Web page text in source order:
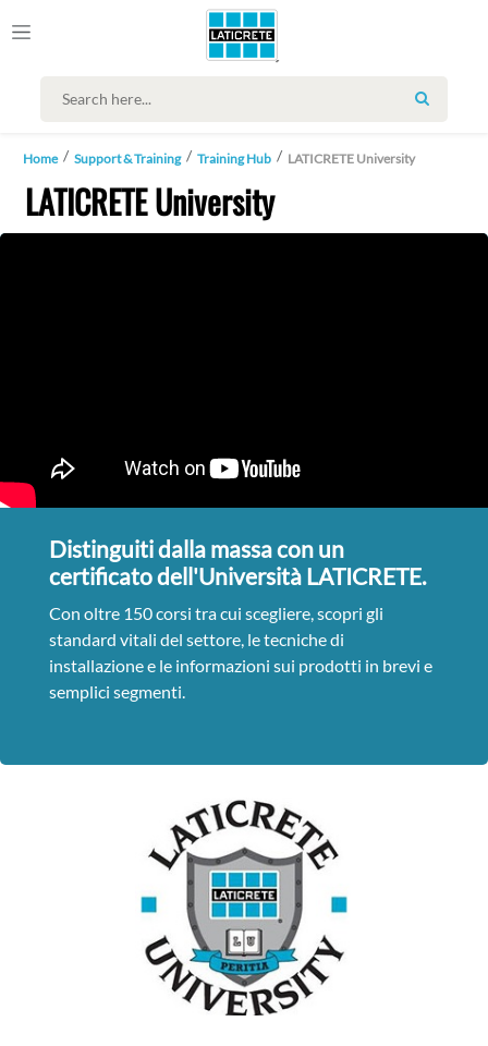
SEARCH
Home Support & Training Training Hub LATICRETE University
LATICRETE University
Distinguiti dalla massa con un
certificato dell'Università LATICRETE.
Con oltre 150 corsi tra cui scegliere, scopri gli
standard vitali del settore, le tecniche di
installazione e le informazioni sui prodotti in brevi e
semplici segmenti.